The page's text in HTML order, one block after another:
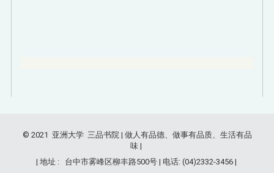
© 2021 亚洲大学 三品书院 | 做人有品德、做事有品质、生活有品
味 |
| 地址 : 台中市雾峰区柳丰路500号 | 电话: (04)2332-3456 |